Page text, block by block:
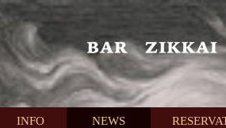
INFO NEWS